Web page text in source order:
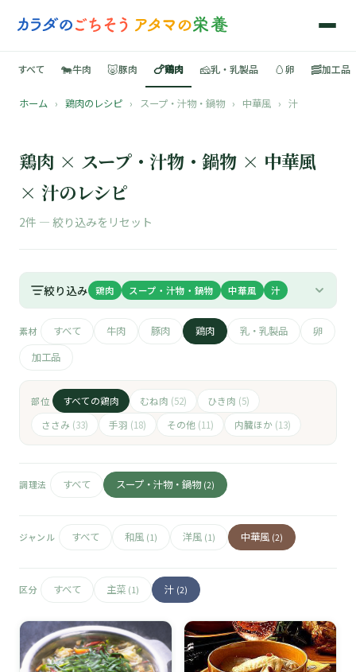
📚
🐷
🧀
🥚
すべて 🐄牛肉 🐷豚肉 🍗鶏肉 🧀乳・乳製品 🥚卵 🥓加工品
ホーム › 鶏肉のレシピ › スープ・汁物・鍋物 › 中華風 › 汁
鶏肉 × スープ・汁物・鍋物 × 中華風
× 汁のレシピ
2件 — 絞り込みをリセット
絞り込み 鶏肉 スープ・汁物・鍋物 中華風 汁
素材 すべて 牛肉 豚肉 鶏肉 乳・乳製品
卵
加工品
部位 すべての鶏肉 むね肉 (52) ひき肉 (5)
ささみ (33) 手羽 (18) その他 (11) 内臓ほか (13)
調理法 すべて スープ・汁物・鍋物 (2)
ジャンル すべて 和風 (1) 洋風 (1) 中華風 (2)
区分 すべて 主菜 (1) 汁 (2)